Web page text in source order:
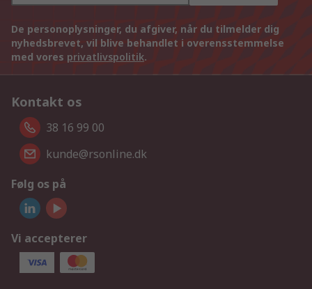
De personoplysninger, du afgiver, når du tilmelder dig
nyhedsbrevet, vil blive behandlet i overensstemmelse
med vores privatlivspolitik.
Kontakt os
38 16 99 00
kunde@rsonline.dk
Følg os på
Vi accepterer